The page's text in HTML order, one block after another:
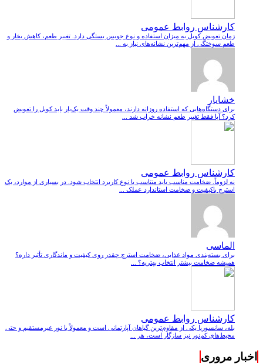
کارشناس روابط عمومی
زمان تعویض کویل به میزان استفاده و نوع جویس بستگی دارد. تغییر طعم، کاهش بخار و
طعم سوختگی از مهم‌ترین نشانه‌های نیاز به ...
خشایار
برای دستگاه‌هایی که استفاده روزانه دارند، معمولاً چند وقت یک‌بار باید کویل را تعویض
کرد؟ آیا فقط تغییر طعم نشانه خراب شد ...
کارشناس روابط عمومی
نه لزوماً. ضخامت مناسب باید متناسب با نوع کاربرد انتخاب شود. در بسیاری از موارد، یک
استرچ باکیفیت و ضخامت استاندارد عملک ...
الماسی
برای بسته‌بندی مواد غذایی، ضخامت استرچ چقدر روی کیفیت و ماندگاری تأثیر داره؟
همیشه ضخامت بیشتر انتخاب بهتریه؟ ...
کارشناس روابط عمومی
بله، سانسوریا یکی از مقاوم‌ترین گیاهان آپارتمانی است و معمولاً با نور غیرمستقیم و حتی
محیط‌های کم‌نور نیز سازگار است، هر ...
اخبار مروری